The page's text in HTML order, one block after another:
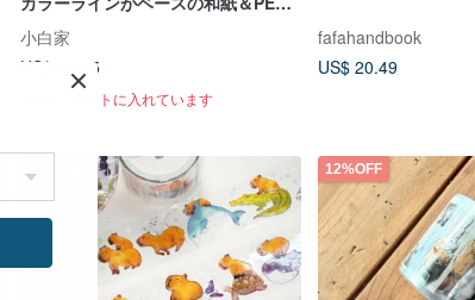
手帳デコレーション型抜きマスキン
グテープ
小白家
US$ 13.75
10 人がカートに入れています
fafahandbook
US$ 20.49
12%OFF